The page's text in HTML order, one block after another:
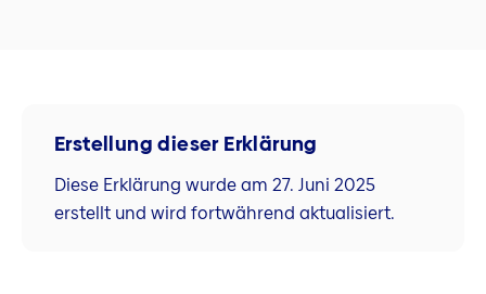
Erstellung dieser Erklärung
Diese Erklärung wurde am 27. Juni 2025
erstellt und wird fortwährend aktualisiert.